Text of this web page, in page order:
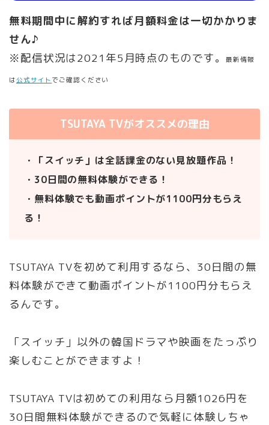
無料期間中に解約すれば月額料金は一切かかりま
せん♪
※配信状況は2021年5月時点のものです。最新情報
は公式サイト でご確認ください
TSUTAYA TVがオススメの理由
・「スイッチ」は全話課金のない見放題作品！
・30日間の無料体験ができる！
・無料体験でも動画ポイントが1100円分もらえ
る！
TSUTAYA TVを初めて利用するなら、30日間の無
料体験ができて動画ポイントが1100円分もらえ
るんです。
「スイッチ」以外の韓国ドラマや映画をたっぷり
楽しむことができますよ！
TSUTAYA TVは初めての利用なら月額1026円を
30日間無料体験ができるので気軽に体験しちゃ